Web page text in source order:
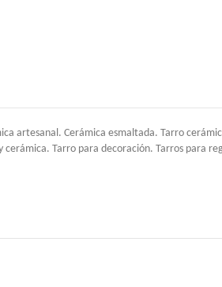
artesanal. Cerámica esmaltada. Tarro
Tarro para decoración. Tarros para